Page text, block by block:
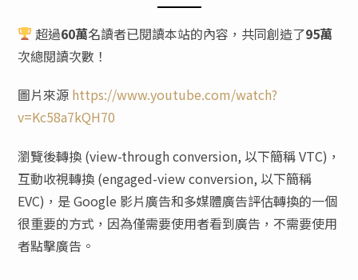
超過60萬名讀者已閱讀本站的內容，共同創造了95萬
次總閱讀次數！
圖片來源 https://www.youtube.com/watch?
v=Kc58a7kQH70
瀏覽後轉換 (view-through conversion, 以下簡稱 VTC)，
互動收視轉換 (engaged-view conversion, 以下簡稱
EVC)，是 Google 影片廣告和多媒體廣告評估轉換的一個
很重要的方式，因為僅需要使用者看到廣告，不需要使用
者點擊廣告。